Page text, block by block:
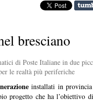
bresciano
di Poste Italiane in due
le realtà più periferiche
installati in
progetto che ha l’obiettivo di